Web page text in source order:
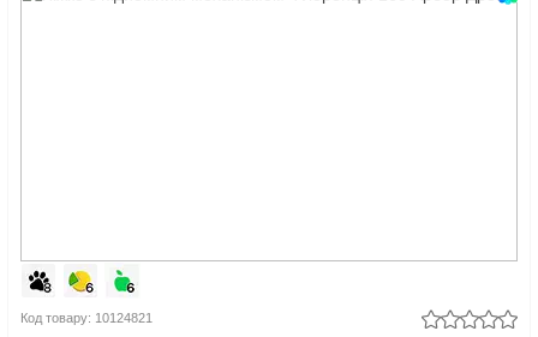
Код товару: 10124821